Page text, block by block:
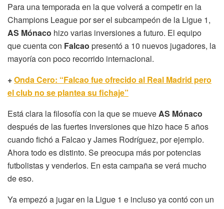
Para una temporada en la que volverá a competir en la
Champions League por ser el subcampeón de la Ligue 1,
AS Mónaco hizo varias inversiones a futuro. El equipo
que cuenta con Falcao presentó a 10 nuevos jugadores, la
mayoría con poco recorrido internacional.
+Onda Cero: “Falcao fue ofrecido al Real Madrid pero
el club no se plantea su fichaje”
Está clara la filosofía con la que se mueve AS Mónaco
después de las fuertes inversiones que hizo hace 5 años
cuando fichó a Falcao y James Rodríguez, por ejemplo.
Ahora todo es distinto. Se preocupa más por potencias
futbolistas y venderlos. En esta campaña se verá mucho
de eso.
Ya empezó a jugar en la Ligue 1 e incluso ya contó con un